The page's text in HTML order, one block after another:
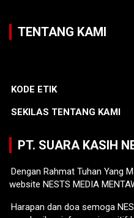
TENTANG KAMI
KODE ETIK
SEKILAS TENTANG KAMI
PT. SUARA KASIH
Dengan Rahmat Tuhan Yang
website NESTS MEDIA
Harapan dan doa semoga